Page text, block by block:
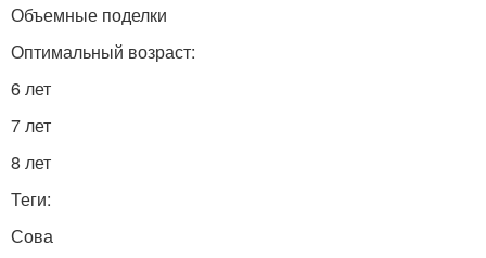
Объемные поделки
Оптимальный возраст:
6 лет
7 лет
8 лет
Теги:
Сова